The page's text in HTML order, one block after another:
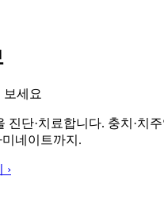
보세요
진단·치료합니다. 충치·치
미네이트까지.
›